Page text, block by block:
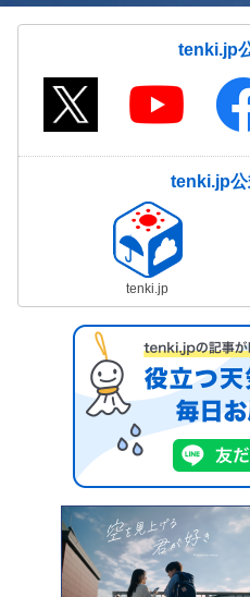
tenki.jp
tenki.jp公
tenki.jp